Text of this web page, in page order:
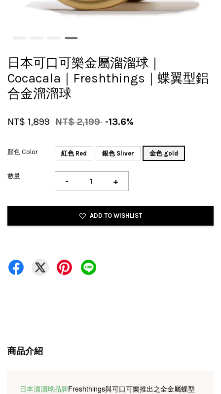
日本可口可樂金屬溜溜球｜
Cocacala｜Freshthings｜蝶翼型鋁
合金溜溜球
NT$ 1,899 NT$ 2,199 -13.6%
顏色 Color 紅色 Red 銀色 Sliver 金色 gold
數量 - +
ADD TO WISHLIST
商品介紹
日本溜溜球品牌Freshthings與可口可樂推出之全金屬蝶型